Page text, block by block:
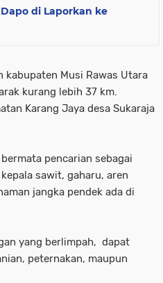
di Laporkan ke
kabupaten Musi Rawas Utara
kurang lebih 37 km.
Karang Jaya desa Sukaraja
pencarian sebagai
sawit, gaharu, aren
jangka pendek ada di
yang berlimpah, dapat
peternakan, maupun